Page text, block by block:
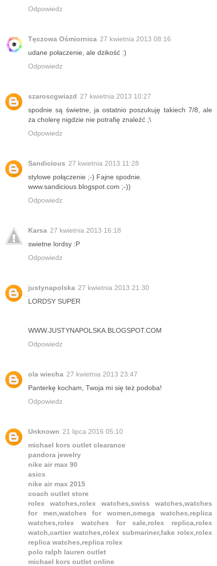
Odpowiedz
Tęczowa Ośmiornica 27 kwietnia 2013 08:16
udane połaczenie, ale dzikość :)
Odpowiedz
szaroscgwiazd 27 kwietnia 2013 10:27
spodnie są świetne, ja ostatnio poszukuję takiech 7/8, ale
za cholerę nigdzie nie potrafię znaleźć ;\
Odpowiedz
Sandicious 27 kwietnia 2013 11:28
stylowe połączenie ;-) Fajne spodnie.
www.sandicious.blogspot.com ;-))
Odpowiedz
Karsa 27 kwietnia 2013 16:18
swietne lordsy :P
Odpowiedz
justynapolska 27 kwietnia 2013 21:30
LORDSY SUPER
WWW.JUSTYNAPOLSKA.BLOGSPOT.COM
Odpowiedz
ola wiecha 27 kwietnia 2013 23:47
Panterkę kocham, Twoja mi się też podoba!
Odpowiedz
Unknown 21 lipca 2016 05:10
michael kors outlet clearance
pandora jewelry
nike air max 90
asics
nike air max 2015
coach outlet store
rolex watches,rolex watches,swiss watches,watches
for men,watches for women,omega watches,replica
watches,rolex watches for sale,rolex replica,rolex
watch,cartier watches,rolex submariner,fake rolex,rolex
replica watches,replica rolex
polo ralph lauren outlet
michael kors outlet online